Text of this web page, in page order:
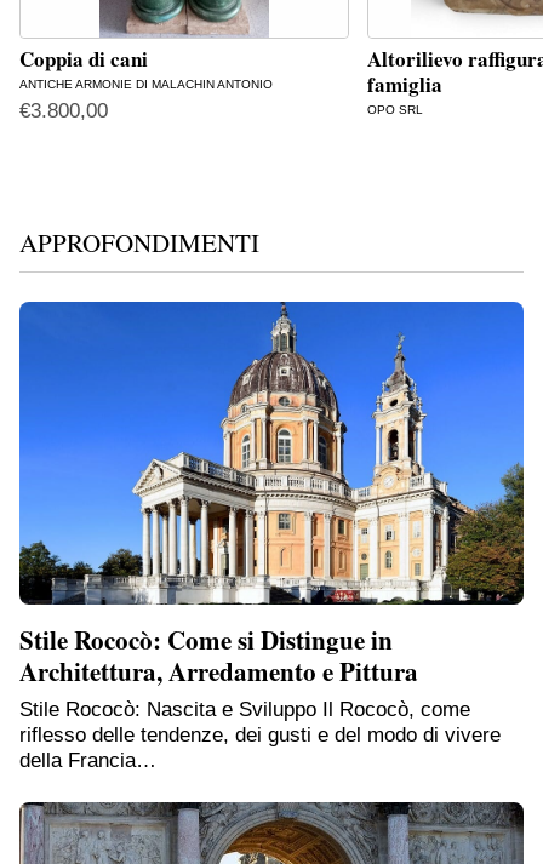
Coppia di cani
ANTICHE ARMONIE DI MALACHIN ANTONIO
€3.800,00
Altorilievo
famiglia
OPO SRL
APPROFONDIMENTI
Stile Rococò: Come si Distingue in
Architettura, Arredamento e Pittura
Stile Rococò: Nascita e Sviluppo Il Rococò, come
riflesso delle tendenze, dei gusti e del modo di vivere
della Francia…